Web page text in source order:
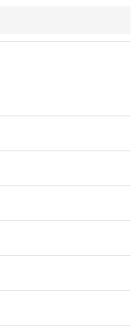
※あくまでも中古品で
解の上ご購入くださ
各商品ページの商品詳
お時間差にて欠品にな
い致します。
よって出品されていま